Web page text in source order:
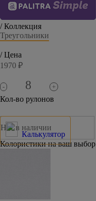
/ Коллекция
Треугольники
/ Цена
1970 ₽
- +
Кол-во рулонов
Калькулятор
Нет в наличии
Колористики на ваш выбор